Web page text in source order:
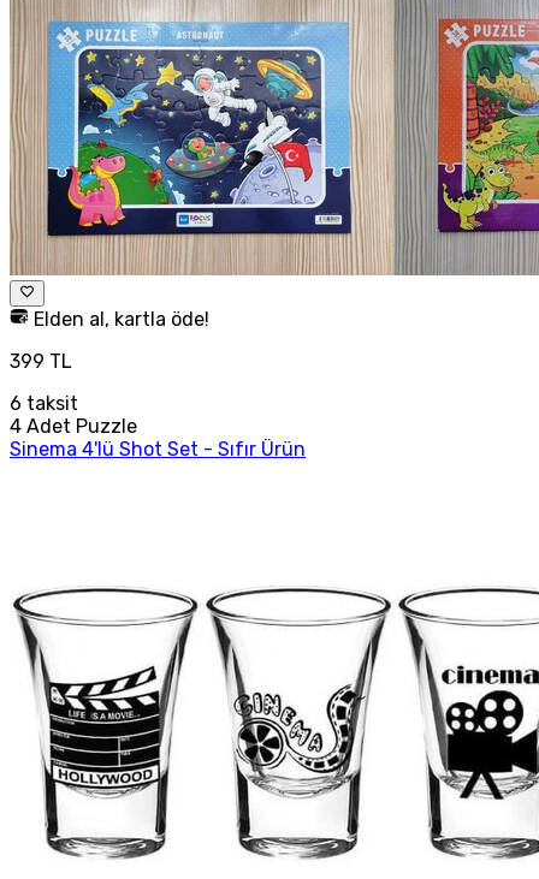
Elden al, kartla öde!
399 TL
6 taksit
4 Adet Puzzle
Sinema 4'lü Shot Set - Sıfır Ürün